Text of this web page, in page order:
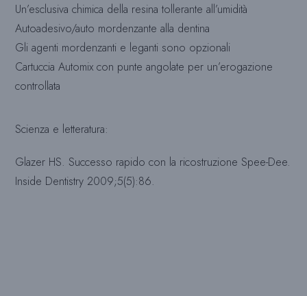
Un’esclusiva chimica della resina tollerante all’umidità
Autoadesivo/auto mordenzante alla dentina
Gli agenti mordenzanti e leganti sono opzionali
Cartuccia Automix con punte angolate per un’erogazione
controllata
Scienza e letteratura:
Glazer HS. Successo rapido con la ricostruzione Spee-Dee.
Inside Dentistry 2009;5(5):86.